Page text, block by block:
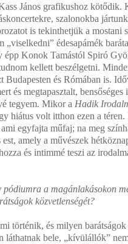
János grafikushoz kötődik.
szalonokba
is tekinthetjük a mostani
„viselkedni” édesapámék
Konok Tamástól Spiró
kellett beszélgetni.
és Rómában is.
és megtapasztalt,
tegyem. Mikor a Hadik
hiátus volt itthon ezen a
egyfajta műfaj; na meg
amely a művészek
és intimmé teszi az
a magánlakásokon
közvetlenségét?
történik, és milyen
láthatnak bele, „kívülállók”